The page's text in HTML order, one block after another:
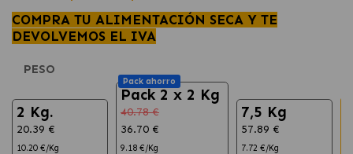
densidad energética y excelente palatabilidad, favorece la
recuperación y ayuda a que incluso los perros con
COMPRA TU ALIMENTACIÓN SECA Y TE
DEVOLVEMOS EL IVA
PESO
2 Kg.
20.39 €
10.20 €/Kg
Pack ahorro
Pack 2 x 2 Kg
40.78 €
36.70 €
9.18 €/Kg
7,5 Kg
57.89 €
7.72 €/Kg